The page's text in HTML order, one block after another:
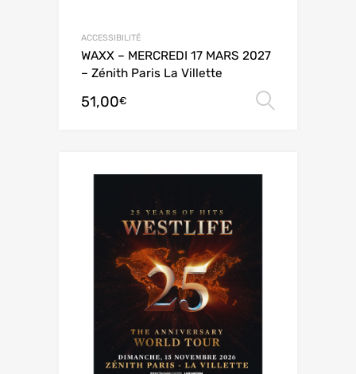
ACCESSIBILITÉ
WAXX – MERCREDI 17 MARS 2027
– Zénith Paris La Villette
51,00€